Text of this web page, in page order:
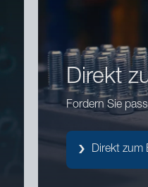
Direkt
Fordern Sie
Direkt zum